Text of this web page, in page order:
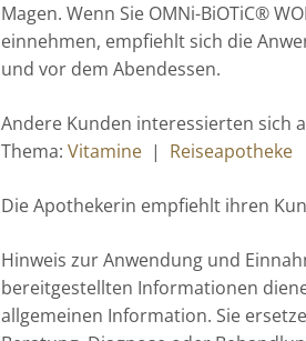
Magen. Wenn Sie OMNi-BiOTiC®
einnehmen, empfiehlt sich die
und vor dem Abendessen.
Andere Kunden interessierten sich
Thema:Vitamine | Reiseapotheke
Die Apothekerin empfiehlt ihren
Hinweis zur Anwendung und
bereitgestellten Informationen
allgemeinen Information. Sie